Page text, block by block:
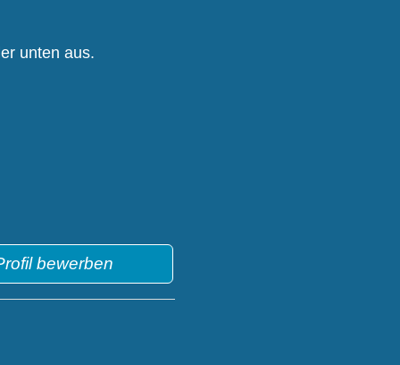
unten aus.
bewerben